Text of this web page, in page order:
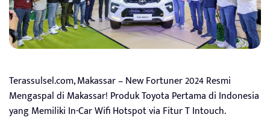
Terassulsel.com, Makassar – New Fortuner 2024 Resmi
Mengaspal di Makassar! Produk Toyota Pertama di Indonesia
yang Memiliki In-Car Wifi Hotspot via Fitur T Intouch.